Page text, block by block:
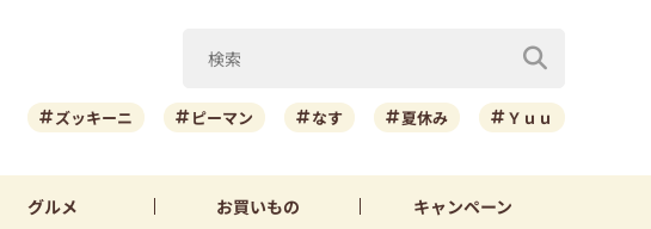
ズッキーニ ピーマン なす 夏休み Ｙｕｕ
グルメ お買いもの キャンペーン